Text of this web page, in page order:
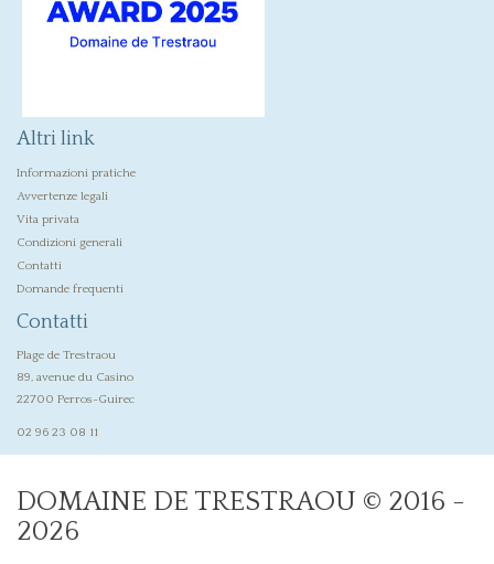
Altri link
Informazioni pratiche
Avvertenze legali
Vita privata
Condizioni generali
Contatti
Domande frequenti
Contatti
Plage de Trestraou
89, avenue du Casino
22700 Perros-Guirec
02 96 23 08 11
DOMAINE DE TRESTRAOU © 2016 -
2026